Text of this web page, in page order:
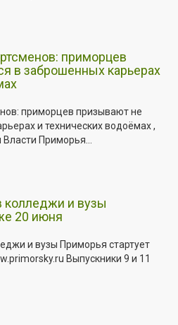
приморцев
в заброшенных карьерах
приморцев призывают не
и технических водоёмах ,
Приморья...
колледжи и вузы
20 июня
и вузы Приморья стартует
Выпускники 9 и 11